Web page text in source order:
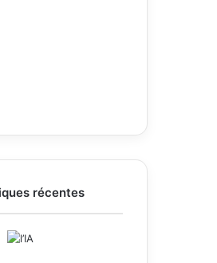
récentes